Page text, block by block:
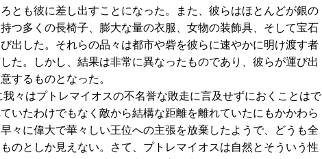
とも彼に差し出すことになった。また、彼らはほとんどが銀の
つ多くの長椅子、膨大な量の衣服、女物の装飾具、そして宝石
出した。それらの品々は都市や砦を彼らに速やかに明け渡す者
た。しかし、結果は非常に異なったものであり、彼らが運び出
するものとなった。
々はプトレマイオスの不名誉な敗走に言及せずにおくことはで
いたわけでもなく敵から結構な距離を離れていたにもかかわら
々に偉大で華々しい王位への主張を放棄したようで、どうも全
のとしか見えない。さて、プトレマイオスは自然とそういう性